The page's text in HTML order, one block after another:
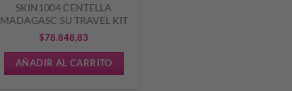
SKIN1004 CENTELLA
MADAGASC 5U TRAVEL KIT
$78.848,83
AÑADIR AL CARRITO